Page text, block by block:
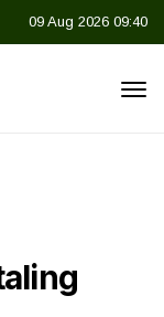
09 Aug 2026 09:40